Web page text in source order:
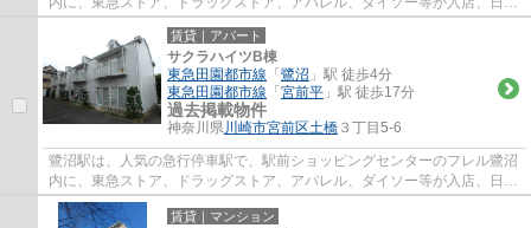
のお買い物に便利で、周辺には、飲食店街...
賃貸｜アパート
サクラハイツB棟
東急田園都市線 「 鷺沼 」駅 徒歩4分
東急田園都市線 「 宮前平 」駅 徒歩17分
過去掲載物件
神奈川県川崎市宮前区土橋 ３丁目5-6
鷺沼駅は、人気の急行停車駅で、駅前ショッピングセンターのフレル鷺沼
内に、東急ストア、ドラッグストア、アパレル、ダイソー等が入店、日常
のお買い物に便利で、周辺には、飲食店街...
賃貸｜マンション